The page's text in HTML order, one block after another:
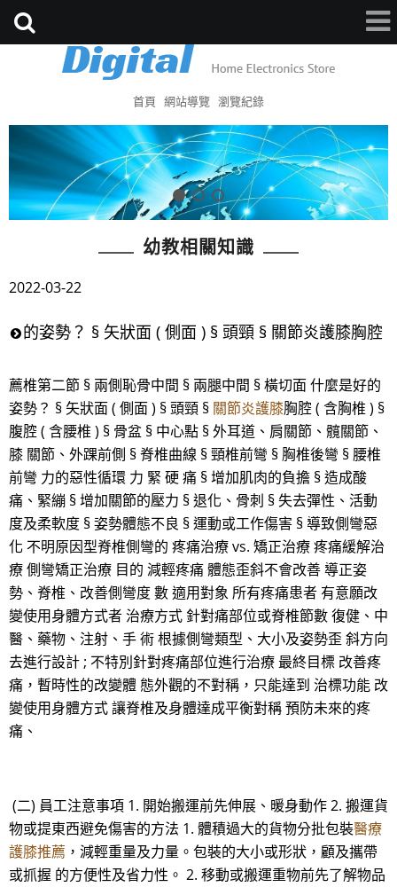
首頁 網站導覽 瀏覽紀錄
幼教相關知識
2022-03-22
的姿勢？ § 矢狀面 ( 側面 ) § 頭頸 § 關節炎護膝胸腔
薦椎第二節 § 兩側恥骨中間 § 兩腿中間 § 橫切面 什麼是好的
姿勢？ § 矢狀面 ( 側面 ) § 頭頸 § 關節炎護膝胸腔 ( 含胸椎 ) §
腹腔 ( 含腰椎 ) § 骨盆 § 中心點 § 外耳道、肩關節、髖關節、
膝 關節、外踝前側 § 脊椎曲線 § 頸椎前彎 § 胸椎後彎 § 腰椎
前彎 力的惡性循環 力 緊 硬 痛 § 增加肌肉的負擔 § 造成酸
痛、緊繃 § 增加關節的壓力 § 退化、骨刺 § 失去彈性、活動
度及柔軟度 § 姿勢體態不良 § 運動或工作傷害 § 導致側彎惡
化 不明原因型脊椎側彎的 疼痛治療 vs. 矯正治療 疼痛緩解治
療 側彎矯正治療 目的 減輕疼痛 體態歪斜不會改善 導正姿
勢、脊椎、改善側彎度 數 適用對象 所有疼痛患者 有意願改
變使用身體方式者 治療方式 針對痛部位或脊椎節數 復健、中
醫、藥物、注射、手 術 根據側彎類型、大小及姿勢歪 斜方向
去進行設計 ; 不特別針對疼痛部位進行治療 最終目標 改善疼
痛，暫時性的改變體 態外觀的不對稱，只能達到 治標功能 改
變使用身體方式 讓脊椎及身體達成平衡對稱 預防未來的疼
痛、
(二) 員工注意事項 1. 開始搬運前先伸展、暖身動作 2. 搬運貨
物或提東西避免傷害的方法 1. 體積過大的貨物分批包裝醫療
護膝推薦 ，減輕重量及力量。包裝的大小或形狀，顧及攜帶
或抓握 的方便性及省力性。 2. 移動或搬運重物前先了解物品